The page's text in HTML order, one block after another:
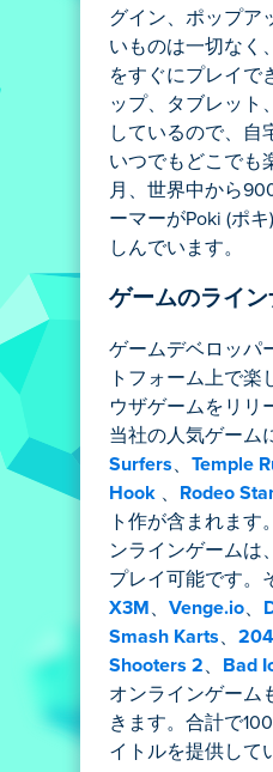
グイン、ポップア
いものは一切なく
をすぐにプレイで
ップ、タブレット
しているので、自
いつでもどこでも
月、世界中から
ーマーがPoki (ポ
しんでいます。
ゲームのライ
ゲームデベロッパ
トフォーム上で楽
ウザゲームをリリ
当社の人気ゲーム
Surfers、 Temple
Hook 、 Rodeo
ト作が含まれます
ンラインゲームは
プレイ可能です。
X3M 、 Venge.io、
Smash Karts、
Shooters 2、 Bad
オンラインゲーム
きます。合計で
イトルを提供して